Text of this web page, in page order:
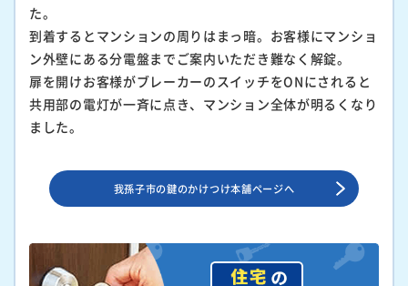
た。
到着するとマンションの周りはまっ暗。お客様にマンショ
ン外壁にある分電盤までご案内いただき難なく解錠。
扉を開けお客様がブレーカーのスイッチをONにされると
共用部の電灯が一斉に点き、マンション全体が明るくなり
ました。
我孫子市の鍵のかけつけ本舗ページへ